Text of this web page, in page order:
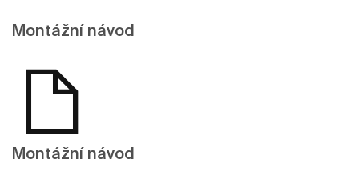
Montážní návod
Montážní návod